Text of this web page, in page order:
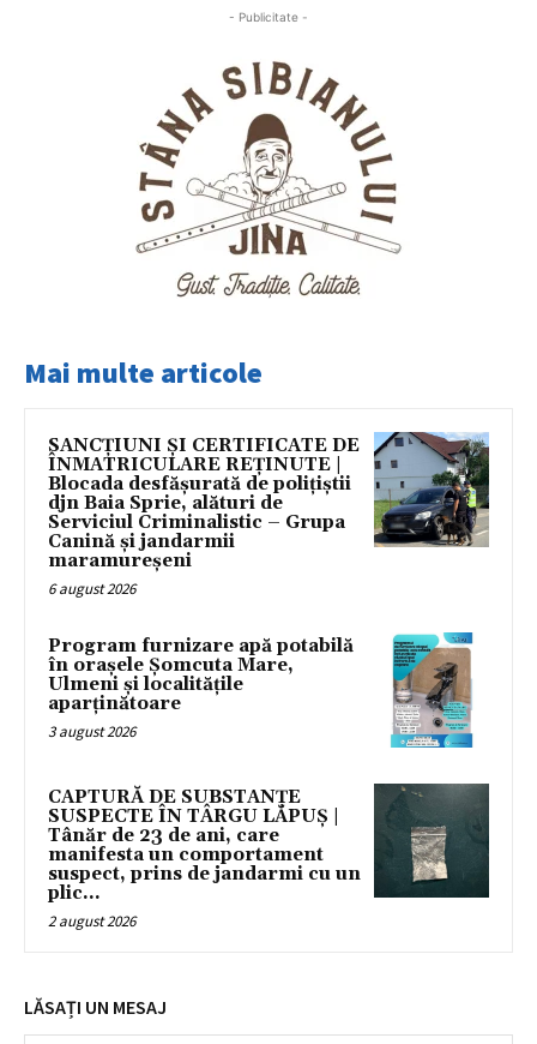
- Publicitate -
Mai multe articole
SANCȚIUNI ȘI CERTIFICATE DE
ÎNMATRICULARE REȚINUTE |
Blocada desfășurată de polițiștii
djn Baia Sprie, alături de
Serviciul Criminalistic – Grupa
Canină și jandarmii
maramureșeni
6 august 2026
Program furnizare apă potabilă
în orașele Șomcuta Mare,
Ulmeni și localitățile
aparținătoare
3 august 2026
CAPTURĂ DE SUBSTANȚE
SUSPECTE ÎN TÂRGU LĂPUȘ |
Tânăr de 23 de ani, care
manifesta un comportament
suspect, prins de jandarmi cu un
plic...
2 august 2026
LĂSAȚI UN MESAJ